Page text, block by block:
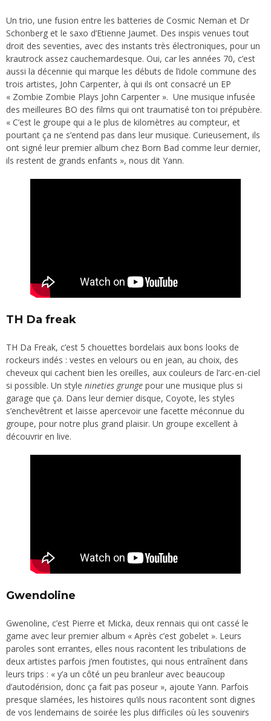
Un trio, une fusion entre les batteries de Cosmic Neman et Dr
Schonberg et le saxo d’Etienne Jaumet. Des inspis venues tout
droit des seventies, avec des instants très électroniques, pour un
krautrock assez cauchemardesque. Oui, car les années 70, c’est
aussi la décennie qui marque les débuts de l’idole commune des
trois artistes, John Carpenter, à qui ils ont consacré un EP
« Zombie Zombie Plays John Carpenter ». Une musique infusée
des meilleures BO des films qui ont traumatisé ton toi prépubère.
« C’est le groupe qui a le plus de kilomètres au compteur, et
pourtant ça ne s’entend pas dans leur musique. Curieusement, ils
ont signé leur premier album chez Born Bad comme leur dernier,
ils restent de grands enfants », nous dit Yann.
TH Da freak
TH Da Freak, c’est 5 chouettes bordelais aux bons looks de
rockeurs indés : vestes en velours ou en jean, au choix, des
cheveux qui cachent bien les oreilles, aux couleurs de l’arc-en-ciel
si possible. Un style nineties grunge pour une musique plus si
garage que ça. Dans leur dernier disque, Coyote, les styles
s’enchevêtrent et laisse apercevoir une facette méconnue du
groupe, pour notre plus grand plaisir. Un groupe excellent à
découvrir en live.
Gwendoline
Gwenoline, c’est Pierre et Micka, deux rennais qui ont cassé le
game avec leur premier album « Après c’est gobelet ». Leurs
paroles sont errantes, elles nous racontent les tribulations de
deux artistes parfois j’men foutistes, qui nous entraînent dans
leurs trips : « y’a un côté un peu branleur avec beaucoup
d’autodérision, donc ça fait pas poseur », ajoute Yann. Parfois
presque slamées, les histoires qu’ils nous racontent sont dignes
de vos lendemains de soirée les plus difficiles où les souvenirs